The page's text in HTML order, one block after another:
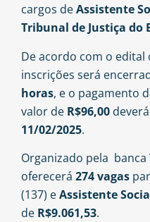
cargos deAssistente
Tribunal de Justiça do
De acordo com o
inscrições será
horas, e o pagamento
valor de R$96,00
11/02/2025.
Organizado pela banca
oferecerá 274 vagas
(137) eAssistente
de R$9.061,53.